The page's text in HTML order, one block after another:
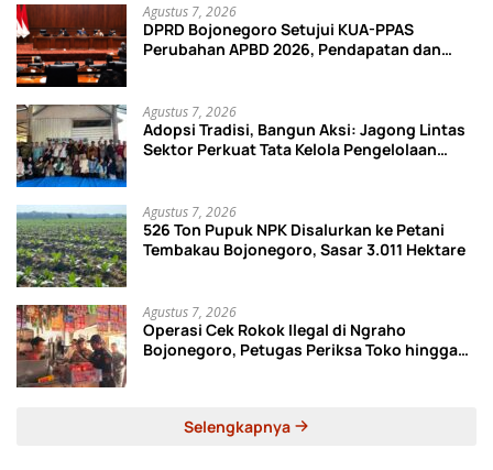
Agustus 7, 2026
DPRD Bojonegoro Setujui KUA-PPAS
Perubahan APBD 2026, Pendapatan dan
Agustus 7, 2026
Adopsi Tradisi, Bangun Aksi: Jagong Lintas
Sektor Perkuat Tata Kelola Pengelolaan
Agustus 7, 2026
526 Ton Pupuk NPK Disalurkan ke Petani
Tembakau Bojonegoro, Sasar 3.011 Hektare
Agustus 7, 2026
Operasi Cek Rokok Ilegal di Ngraho
Bojonegoro, Petugas Periksa Toko hingga
Selengkapnya